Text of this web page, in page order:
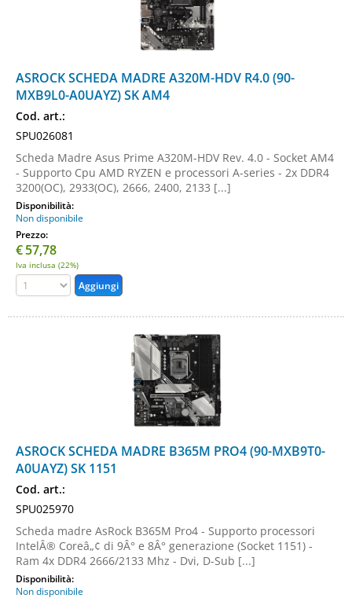
ASROCK SCHEDA MADRE A320M-HDV R4.0 (90-
MXB9L0-A0UAYZ) SK AM4
Cod. art.:
SPU026081
Scheda Madre Asus Prime A320M-HDV Rev. 4.0 - Socket AM4
- Supporto Cpu AMD RYZEN e processori A-series - 2x DDR4
3200(OC), 2933(OC), 2666, 2400, 2133 [...]
Disponibilità:
Non disponibile
Prezzo:
€57,78
Iva inclusa (22%)
ASROCK SCHEDA MADRE B365M PRO4 (90-MXB9T0-
A0UAYZ) SK 1151
Cod. art.:
SPU025970
Scheda madre AsRock B365M Pro4 - Supporto processori
IntelÂ® Coreâ„¢ di 9Â° e 8Â° generazione (Socket 1151) -
Ram 4x DDR4 2666/2133 Mhz - Dvi, D-Sub [...]
Disponibilità:
Non disponibile